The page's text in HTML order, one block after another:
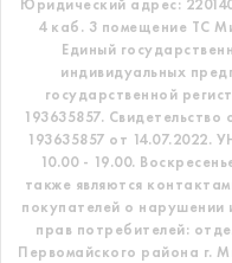
Юридический адрес:
4 каб. 3 помещение ТС
Единый
индивидуальных
государственной
193635857. Свидетельство
193635857 от 14.07.2022.
10.00 - 19.00.
также являются
покупателей о нарушении
прав потребителей:
Первомайского района г.